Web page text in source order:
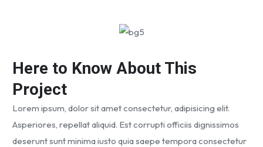
Here to Know About This
Project
Lorem ipsum, dolor sit amet consectetur, adipisicing elit.
Asperiores, repellat aliquid. Est corrupti officiis dignissimos
deserunt sunt minima iusto quia saepe tempora consectetur